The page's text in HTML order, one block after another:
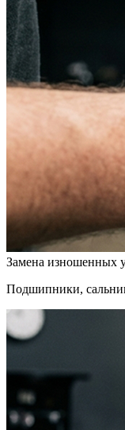
Замена изношенных
Подшипники,